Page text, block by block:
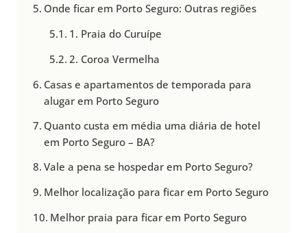
Onde ficar em Porto Seguro: Outras regiões
1. Praia do Curuípe
2. Coroa Vermelha
Casas e apartamentos de temporada para
alugar em Porto Seguro
Quanto custa em média uma diária de hotel
em Porto Seguro – BA?
Vale a pena se hospedar em Porto Seguro?
Melhor localização para ficar em Porto Seguro
Melhor praia para ficar em Porto Seguro